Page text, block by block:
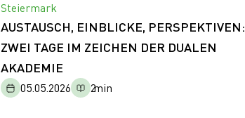
Steiermark
AUSTAUSCH, EINBLICKE, PERSPEKTIVEN:
ZWEI TAGE IM ZEICHEN DER DUALEN
AKADEMIE
05.05.2026 2min